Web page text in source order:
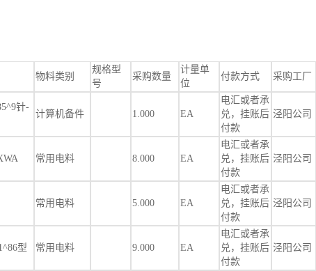
物料类别
规格型
号
采购数量
计量单
位
付款方式 采购工厂
针-
计算机备件 1.000 EA
电汇或者承
兑，挂账后
付款
泾阳公司
常用电料 8.000 EA
电汇或者承
兑，挂账后
付款
泾阳公司
常用电料 5.000 EA
电汇或者承
兑，挂账后
付款
泾阳公司
型 常用电料 9.000 EA
电汇或者承
兑，挂账后
付款
泾阳公司